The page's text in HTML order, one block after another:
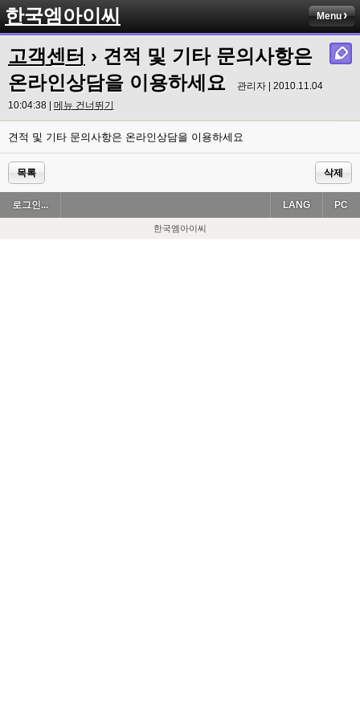
한국엠아이씨 Menu
고객센터 › 견적 및 기타 문의사항은
온라인상담을 이용하세요
관리자 | 2010.11.04
10:04:38 | 메뉴 건너뛰기
견적 및 기타 문의사항은 온라인상담을 이용하세요
목록 삭제
로그인... PC
LANG
한국엠아이씨